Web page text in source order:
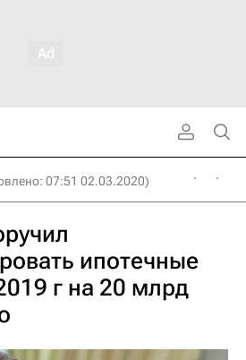
07:51 02.03.2020)
ипотечные
г на 20 млрд